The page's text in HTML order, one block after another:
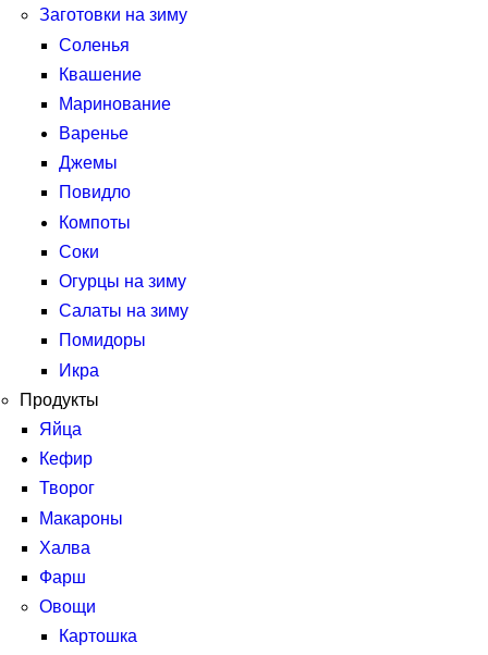
Заготовки на зиму
Соленья
Квашение
Маринование
Варенье
Джемы
Повидло
Компоты
Соки
Огурцы на зиму
Салаты на зиму
Помидоры
Икра
Продукты
Яйца
Кефир
Творог
Макароны
Халва
Фарш
Овощи
Картошка